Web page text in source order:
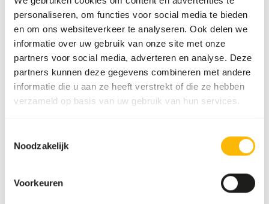
personaliseren, om functies voor social media te bieden
en om ons websiteverkeer te analyseren. Ook delen we
informatie over uw gebruik van onze site met onze
partners voor social media, adverteren en analyse. Deze
partners kunnen deze gegevens combineren met andere
informatie die u aan ze heeft verstrekt of die ze hebben
verzameld op basis van uw gebruik van hun services.
Noodzakelijk
Voorkeuren
Over dit product
Rodent Mix is a complete, richly varied mixture suitable
for all types of hamsters that sometimes get some extra
vegetables. • For all types of hamsters, gerbils and rats. •
Ideal to give in addition to extra vegetables and animal
Downloads